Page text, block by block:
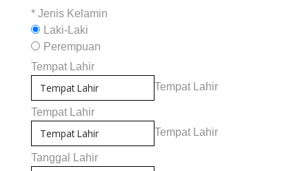
* Jenis Kelamin
Laki-Laki
Perempuan
Tempat Lahir
Tempat Lahir
Tempat Lahir
Tempat Lahir
Tanggal Lahir